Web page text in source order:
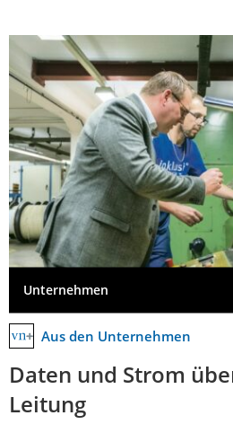
Unternehmen
Aus den Unternehmen
Daten und Strom
Leitung